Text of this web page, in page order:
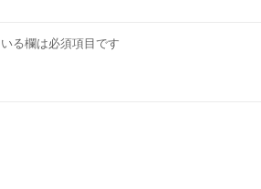
る欄は必須項目です